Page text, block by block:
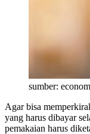
sumber:
Agar bisa
yang harus dibayar
pemakaian harus